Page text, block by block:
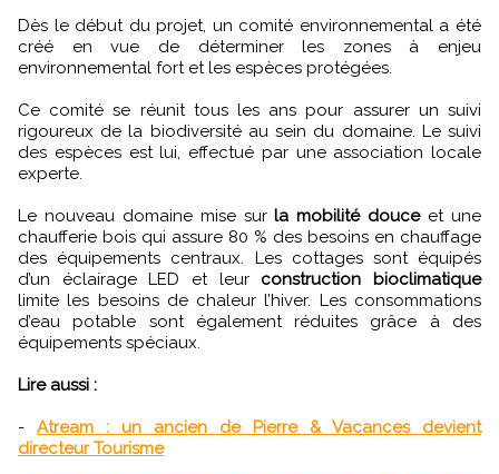
Dès le début du projet, un comité environnemental a été
créé en vue de déterminer les zones à enjeu
environnemental fort et les espèces protégées.
Ce comité se réunit tous les ans pour assurer un suivi
rigoureux de la biodiversité au sein du domaine. Le suivi
des espèces est lui, effectué par une association locale
experte.
Le nouveau domaine mise surla mobilité douceet une
chaufferie bois qui assure 80 % des besoins en chauffage
des équipements centraux. Les cottages sont équipés
d’un éclairage LED et leur construction bioclimatique
limite les besoins de chaleur l’hiver. Les consommations
d’eau potable sont également réduites grâce à des
équipements spéciaux.
Lire aussi :
- Atream : un ancien de Pierre & Vacances devient
directeur Tourisme